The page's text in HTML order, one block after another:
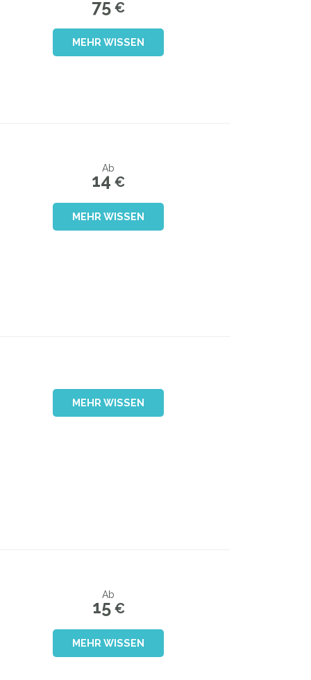
75 €
MEHR WISSEN
Ab
14 €
MEHR WISSEN
MEHR WISSEN
Ab
15€
MEHR WISSEN